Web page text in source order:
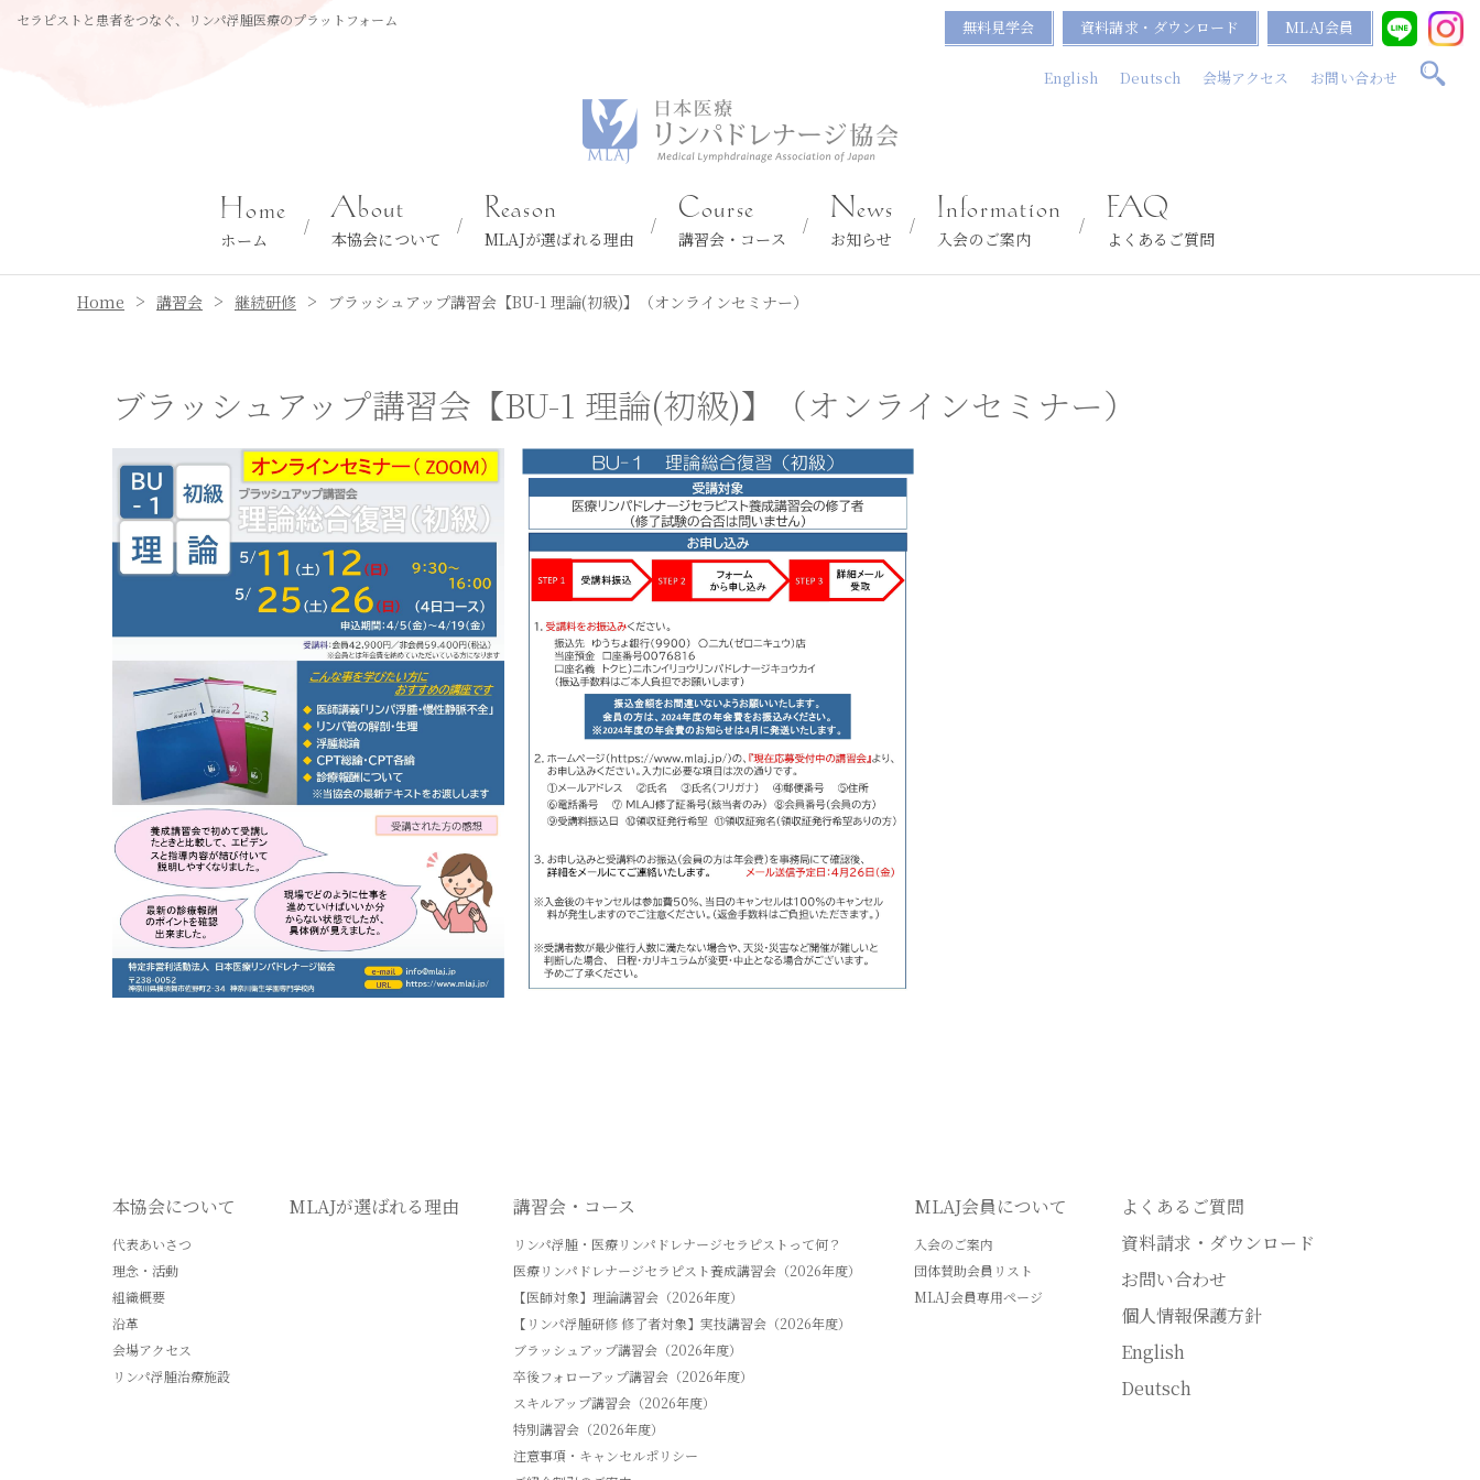
セラピストと患者をつなぐ、リンパ浮腫医療のプラットフォーム 無料見学会 資料請求・ダウンロード MLAJ会員
English Deutsch 会場アクセス お問い合わせ
ホーム
Home
本協会について
About
MLAJが選ばれる理由
Reason
講習会・コース
Course
お知らせ
News
入会のご案内
Information
よくあるご質問
FAQ
Home > 講習会 > 継続研修 > ブラッシュアップ講習会【BU-1 理論(初級)】（オンラインセミナー）
ブラッシュアップ講習会【BU-1 理論(初級)】（オンラインセミナー）
本協会について
代表あいさつ
理念・活動
組織概要
沿革
会場アクセス
リンパ浮腫治療施設
MLAJが選ばれる理由 講習会・コース
リンパ浮腫・医療リンパドレナージセラピストって何？
医療リンパドレナージセラピスト養成講習会（2026年度）
【医師対象】理論講習会（2026年度）
【リンパ浮腫研修 修了者対象】実技講習会（2026年度）
ブラッシュアップ講習会（2026年度）
卒後フォローアップ講習会（2026年度）
スキルアップ講習会（2026年度）
特別講習会（2026年度）
注意事項・キャンセルポリシー
MLAJ会員について
入会のご案内
団体賛助会員リスト
MLAJ会員専用ページ
よくあるご質問
資料請求・ダウンロード
お問い合わせ
個人情報保護方針
English
Deutsch